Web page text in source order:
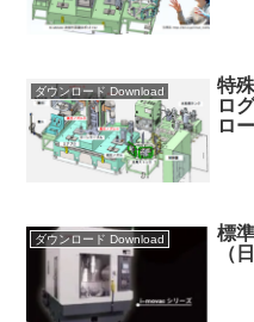
ダウンロード Download
特
ロ
ロ
ダウンロード Download
標
（